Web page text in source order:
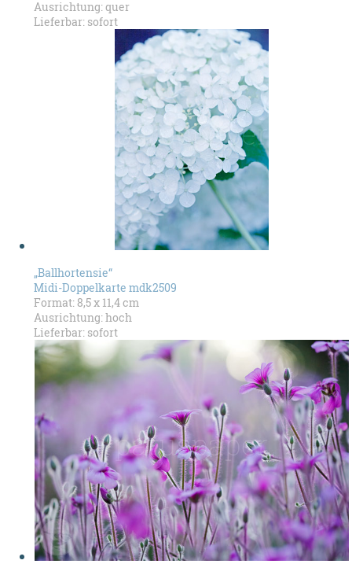
Ausrichtung: quer
Lieferbar: sofort
„Ballhortensie“
Midi-Doppelkarte mdk2509
Format: 8,5 x 11,4 cm
Ausrichtung: hoch
Lieferbar: sofort